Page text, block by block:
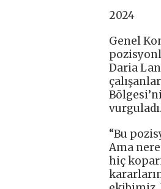
2024
Genel
Daria
vurguladı.
“Bu
Ama
hiç